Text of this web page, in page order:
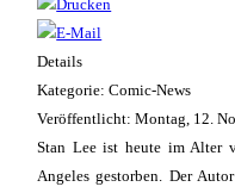
Details
Kategorie: Comic-News
Veröffentlicht: Montag, 12.
Stan Lee ist heute im Alter
Angeles gestorben. Der